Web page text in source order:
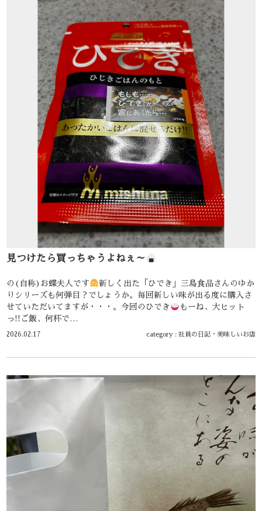
見つけたら買っちゃうよねぇ～
の(自称)お蝶夫人です
新しく出た「ひでき」三島食品さんのゆか
りシリーズも何弾目？でしょうか。毎回新しい味が出る度に購入さ
せていただいてますが・・・。今回のひでき
もーね、大ヒット
っ!!ご飯、何杯で…
2026.02.17 category : 社員の日記・ 美味しいお店